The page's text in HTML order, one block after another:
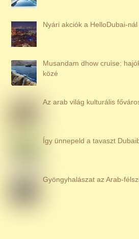
Nyári akciók a HelloDubai-
Musandam dhow cruise:
közé
Az arab világ kulturális
Így ünnepeld a tavaszt
Gyöngyhalászat az Arab-